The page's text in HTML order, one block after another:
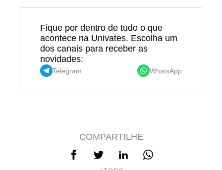
Fique por dentro de tudo o que
acontece na Univates. Escolha um
dos canais para receber as
novidades:
Telegram WhatsApp
COMPARTILHE